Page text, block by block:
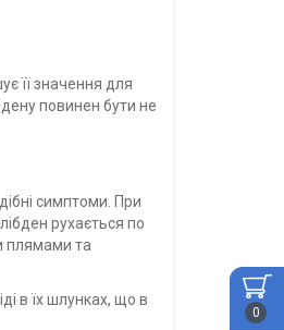
0
її значення для
повинен бути не
симптоми. При
рухається по
плямами та
в їх шлунках, що в